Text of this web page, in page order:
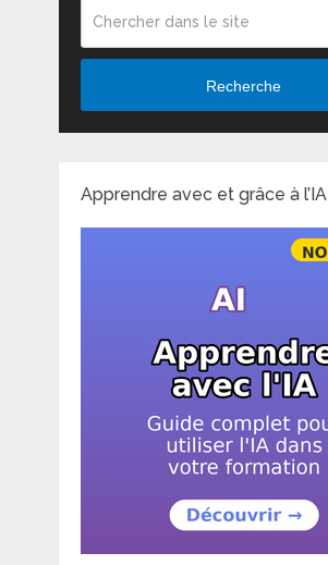
Recherche
Apprendre avec et grâce à l’IA